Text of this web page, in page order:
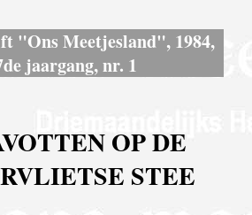
"Ons Meetjesland", 1984,
jaargang, nr. 1
OP DE
STEE